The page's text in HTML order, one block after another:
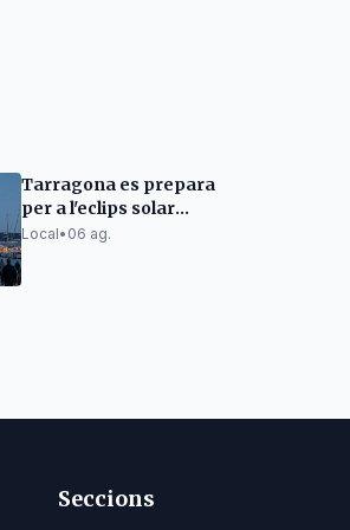
Tarragona es prepara
per a l'eclips solar
total: talls de trànsit i
Local• 06 ag.
Seccions